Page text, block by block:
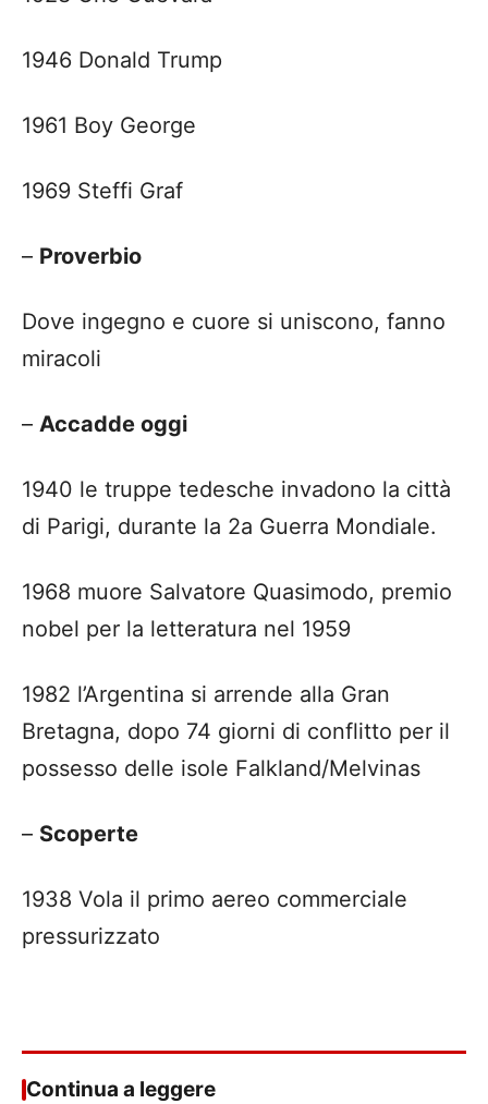
1946 Donald Trump
1961 Boy George
1969 Steffi Graf
– Proverbio
Dove ingegno e cuore si uniscono, fanno
miracoli
– Accadde oggi
1940 le truppe tedesche invadono la città
di Parigi, durante la 2a Guerra Mondiale.
1968 muore Salvatore Quasimodo, premio
nobel per la letteratura nel 1959
1982 l’Argentina si arrende alla Gran
Bretagna, dopo 74 giorni di conflitto per il
possesso delle isole Falkland/Melvinas
– Scoperte
1938 Vola il primo aereo commerciale
pressurizzato
Continua a leggere